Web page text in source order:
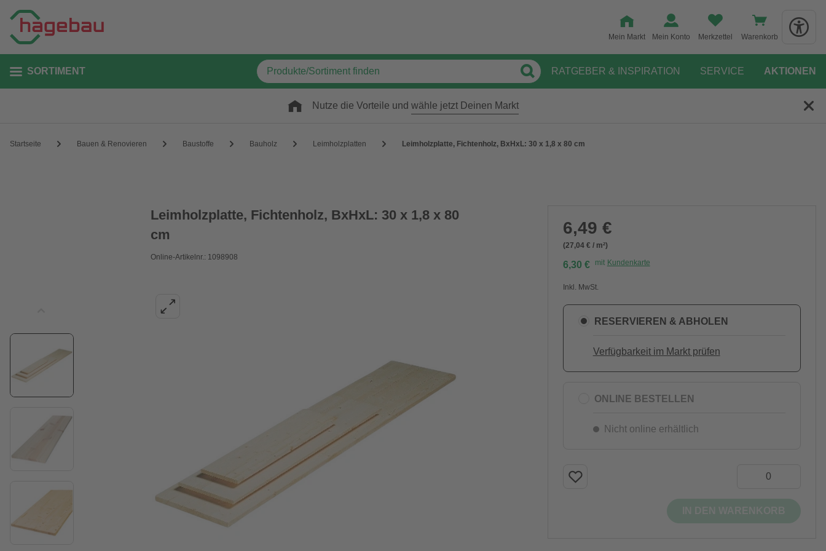
Mein Markt Mein Konto Merkzettel Warenkorb
SORTIMENT RATGEBER & INSPIRATION SERVICE AKTIONEN
Nutze die Vorteile und wähle jetzt Deinen Markt
Startseite Bauen & Renovieren Baustoffe Bauholz Leimholzplatten Leimholzplatte, Fichtenholz, BxHxL: 30 x 1,8 x 80 cm
Leimholzplatte, Fichtenholz, BxHxL: 30 x 1,8 x 80
cm
Online-Artikelnr.: 1098908
6,49 €
(27,04 € / m²)
6,30 € mit Kundenkarte
Inkl. MwSt.
RESERVIEREN & ABHOLEN
Verfügbarkeit im Markt prüfen
ONLINE BESTELLEN
Nicht online erhältlich